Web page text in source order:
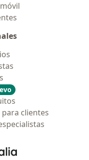
clientes
- Página de inicio